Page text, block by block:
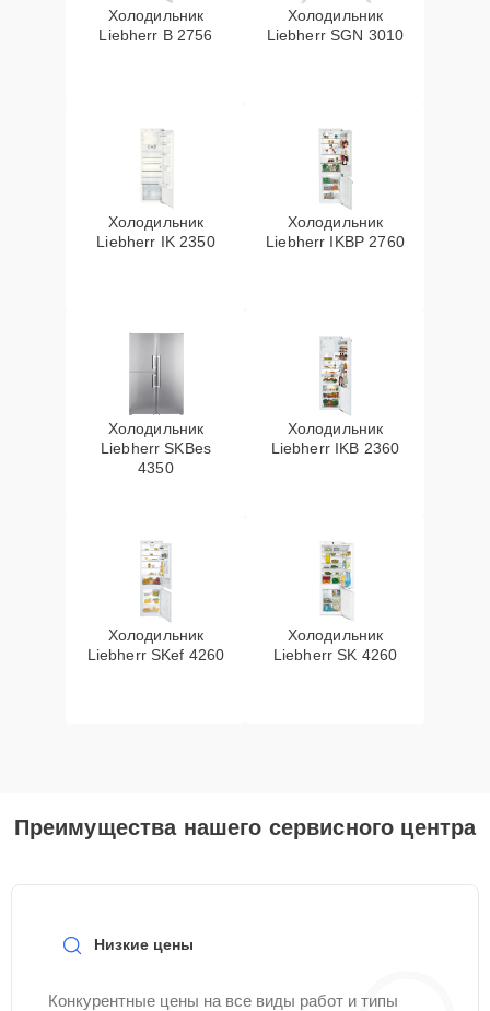
Холодильник
Liebherr B 2756
Холодильник
Liebherr SGN 3010
Холодильник
Liebherr IK 2350
Холодильник
Liebherr IKBP 2760
Холодильник
Liebherr SKBes
4350
Холодильник
Liebherr IKB 2360
Холодильник
Liebherr SKef 4260
Холодильник
Liebherr SK 4260
Преимущества нашего сервисного центра
Низкие цены
Конкурентные цены на все виды работ и типы